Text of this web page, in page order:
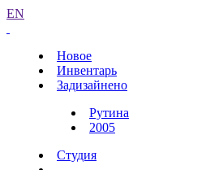
EN
Новое
Инвентарь
Задизайнено
Рутина
2005
Студия